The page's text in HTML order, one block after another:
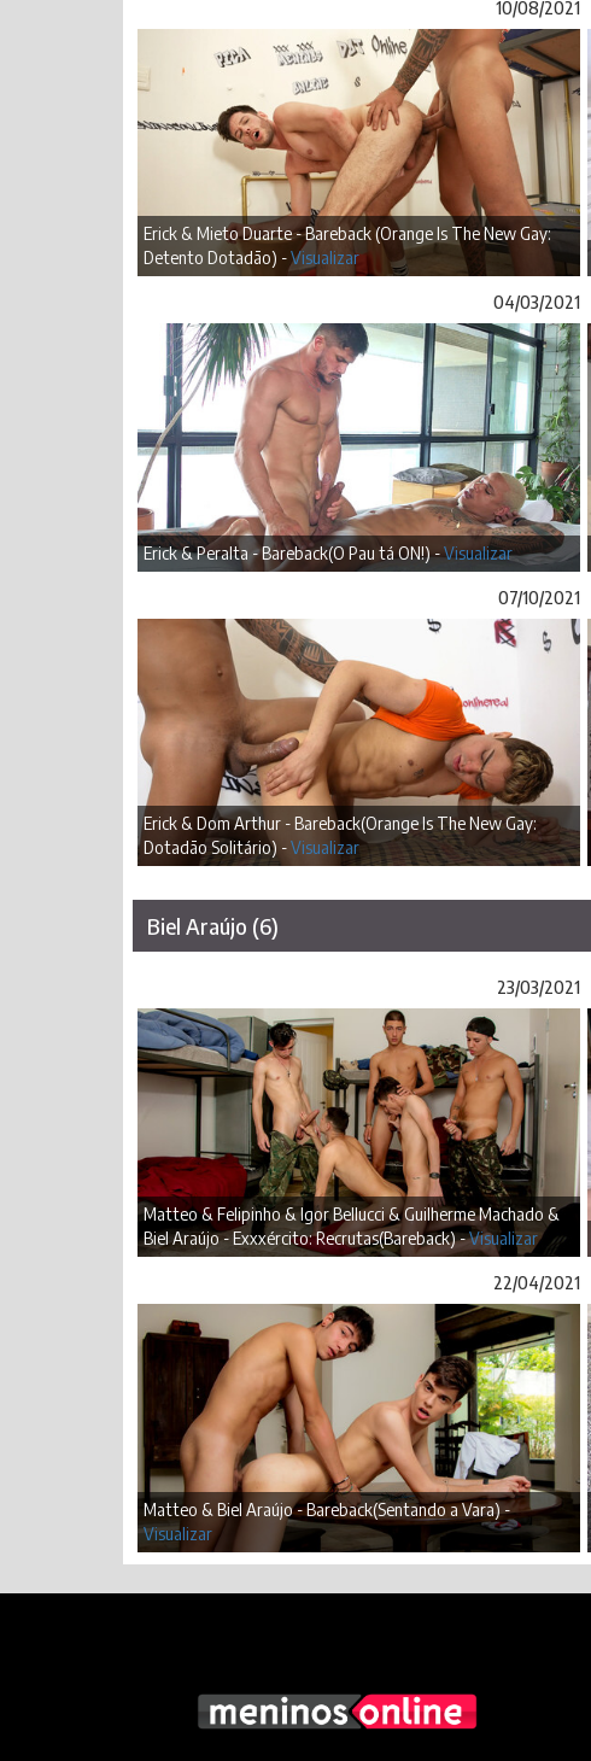
10/08/2021
Erick & Mieto Duarte - Bareback (Orange Is The New Gay:
Detento Dotadão) -Visualizar
04/03/2021
Erick & Peralta - Bareback(O Pau tá ON!) -Visualizar
07/10/2021
Erick & Dom Arthur - Bareback(Orange Is The New Gay:
Dotadão Solitário) -Visualizar
Biel Araújo (6)
23/03/2021
Matteo & Felipinho & Igor Bellucci & Guilherme Machado &
Biel Araújo - Exxxército: Recrutas(Bareback) -Visualizar
22/04/2021
Matteo & Biel Araújo - Bareback(Sentando a Vara) -
Visualizar